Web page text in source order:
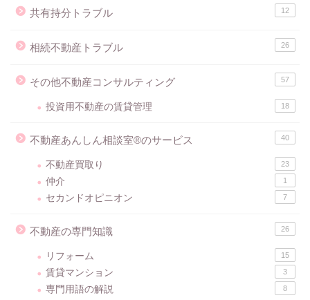
共有持分トラブル 12
相続不動産トラブル 26
その他不動産コンサルティング 57
投資用不動産の賃貸管理 18
不動産あんしん相談室®のサービス 40
不動産買取り 23
仲介 1
セカンドオピニオン 7
不動産の専門知識 26
リフォーム 15
賃貸マンション 3
専門用語の解説 8